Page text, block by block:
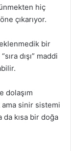
hiç
çıkarıyor.
bir
dışı” maddi
dolaşım
sinir sistemi
kısa bir doğa